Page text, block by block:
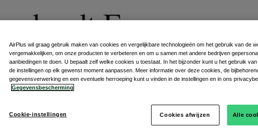
Enggren
van AirPlus
AirPlus wil graag gebruik maken van cookies en vergelijkbare technologieën om het gebruik van de
vergemakkelijken, om onze producten te verbeteren en om u samen met andere bedrijven
aanbiedingen te doen. U bepaalt zelf welke cookies u toestaat. In het bijzonder kunt u het gebruik
de instellingen op elk gewenst moment aanpassen. Meer informatie over deze cookies, de
gegevensverwerking en een eventuele herroeping kunt u vinden in de instellingen en in ons
Gegevensbescherming
Cookie-instellingen Cookies afwijzen Alle